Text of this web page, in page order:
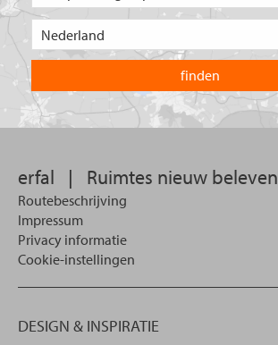
product
u?
land
waarin
u
wilt
zoeken.
erfal | Ruimtes nieuw beleven
Routebeschrijving
Impressum
Privacy informatie
Cookie-instellingen
DESIGN & INSPIRATIE